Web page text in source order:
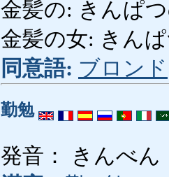
金髪の: きんぱつ
金髪の女: きん
同意語: ブロンド
勤勉
発音： きんべん